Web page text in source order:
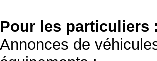
Pour les particuliers
Annonces de